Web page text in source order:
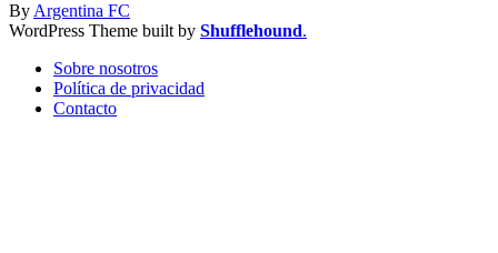
ByArgentina FC
WordPress Theme built by Shufflehound.
Sobre nosotros
Política de privacidad
Contacto